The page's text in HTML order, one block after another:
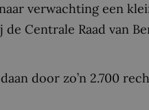
verwachting een
Centrale Raad van
door zo’n 2.700